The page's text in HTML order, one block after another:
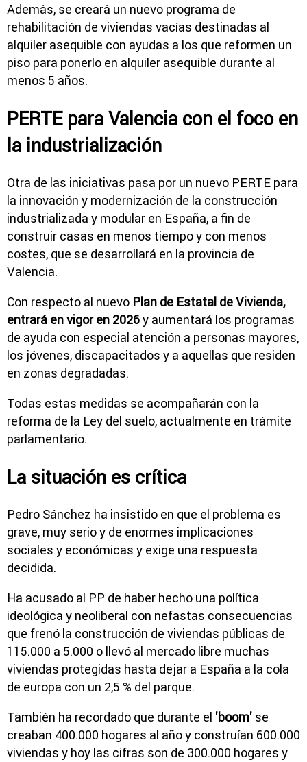
Además, se creará un nuevo programa de
rehabilitación de viviendas vacías destinadas al
alquiler asequible con ayudas a los que reformen un
piso para ponerlo en alquiler asequible durante al
menos 5 años.
PERTE para Valencia con el foco en
la industrialización
Otra de las iniciativas pasa por un nuevo PERTE para
la innovación y modernización de la construcción
industrializada y modular en España, a fin de
construir casas en menos tiempo y con menos
costes, que se desarrollará en la provincia de
Valencia.
Con respecto al nuevo Plan de Estatal de Vivienda,
entrará en vigor en 2026y aumentará los programas
de ayuda con especial atención a personas mayores,
los jóvenes, discapacitados y a aquellas que residen
en zonas degradadas.
Todas estas medidas se acompañarán con la
reforma de la Ley del suelo, actualmente en trámite
parlamentario.
La situación es crítica
Pedro Sánchez ha insistido en que el problema es
grave, muy serio y de enormes implicaciones
sociales y económicas y exige una respuesta
decidida.
Ha acusado al PP de haber hecho una política
ideológica y neoliberal con nefastas consecuencias
que frenó la construcción de viviendas públicas de
115.000 a 5.000 o llevó al mercado libre muchas
viviendas protegidas hasta dejar a España a la cola
de europa con un 2,5 % del parque.
También ha recordado que durante el 'boom' se
creaban 400.000 hogares al año y construían 600.000
viviendas y hoy las cifras son de 300.000 hogares y